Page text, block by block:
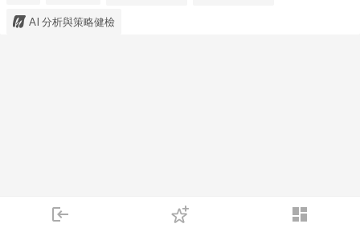
login dashboard
下單
AI 分析與策略健檢